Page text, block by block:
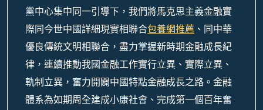
黨中心集中同一引導下，我們將馬克思主義金融實
際同今世中國詳細現實相聯合包養網推薦 、同中華
優良傳統文明相聯合，盡力掌握新時期金融成長紀
律，連續推動我國金融工作實行立異、實際立異、
軌制立異，奮力開闢中國特點金融成長之路。金融
體系為如期周全建成小康社會、完成第一個百年奮